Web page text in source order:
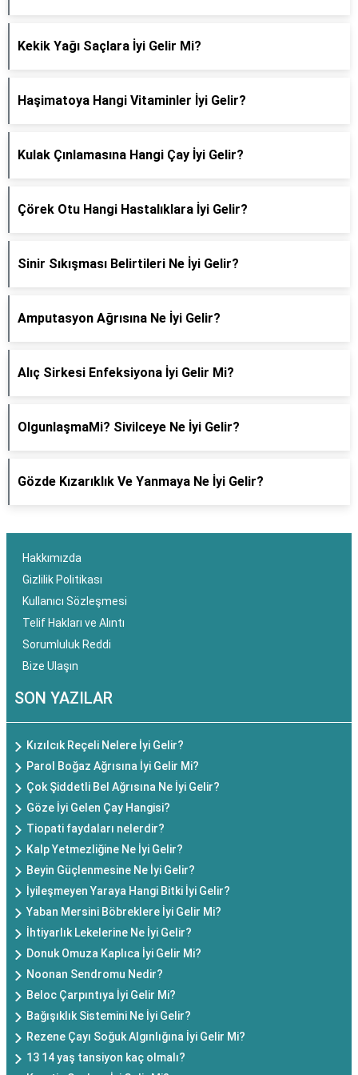
Kekik Yağı Saçlara İyi Gelir Mi?
Haşimatoya Hangi Vitaminler İyi Gelir?
Kulak Çınlamasına Hangi Çay İyi Gelir?
Çörek Otu Hangi Hastalıklara İyi Gelir?
Sinir Sıkışması Belirtileri Ne İyi Gelir?
Amputasyon Ağrısına Ne İyi Gelir?
Alıç Sirkesi Enfeksiyona İyi Gelir Mi?
OlgunlaşmaMi? Sivilceye Ne İyi Gelir?
Gözde Kızarıklık Ve Yanmaya Ne İyi Gelir?
Hakkımızda
Gizlilik Politikası
Kullanıcı Sözleşmesi
Telif Hakları ve Alıntı
Sorumluluk Reddi
Bize Ulaşın
SON YAZILAR
Kızılcık Reçeli Nelere İyi Gelir?
Parol Boğaz Ağrısına İyi Gelir Mi?
Çok Şiddetli Bel Ağrısına Ne İyi Gelir?
Göze İyi Gelen Çay Hangisi?
Tiopati faydaları nelerdir?
Kalp Yetmezliğine Ne İyi Gelir?
Beyin Güçlenmesine Ne İyi Gelir?
İyileşmeyen Yaraya Hangi Bitki İyi Gelir?
Yaban Mersini Böbreklere İyi Gelir Mi?
İhtiyarlık Lekelerine Ne İyi Gelir?
Donuk Omuza Kaplıca İyi Gelir Mi?
Noonan Sendromu Nedir?
Beloc Çarpıntıya İyi Gelir Mi?
Bağışıklık Sistemini Ne İyi Gelir?
Rezene Çayı Soğuk Algınlığına İyi Gelir Mi?
13 14 yaş tansiyon kaç olmalı?